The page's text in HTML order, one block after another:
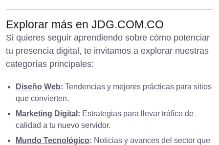
Explorar más en JDG.COM.CO
Si quieres seguir aprendiendo sobre cómo potenciar
tu presencia digital, te invitamos a explorar nuestras
categorías principales:
Diseño Web: Tendencias y mejores prácticas para sitios
que convierten.
Marketing Digital : Estrategias para llevar tráfico de
calidad a tu nuevo servidor.
Mundo Tecnológico: Noticias y avances del sector que